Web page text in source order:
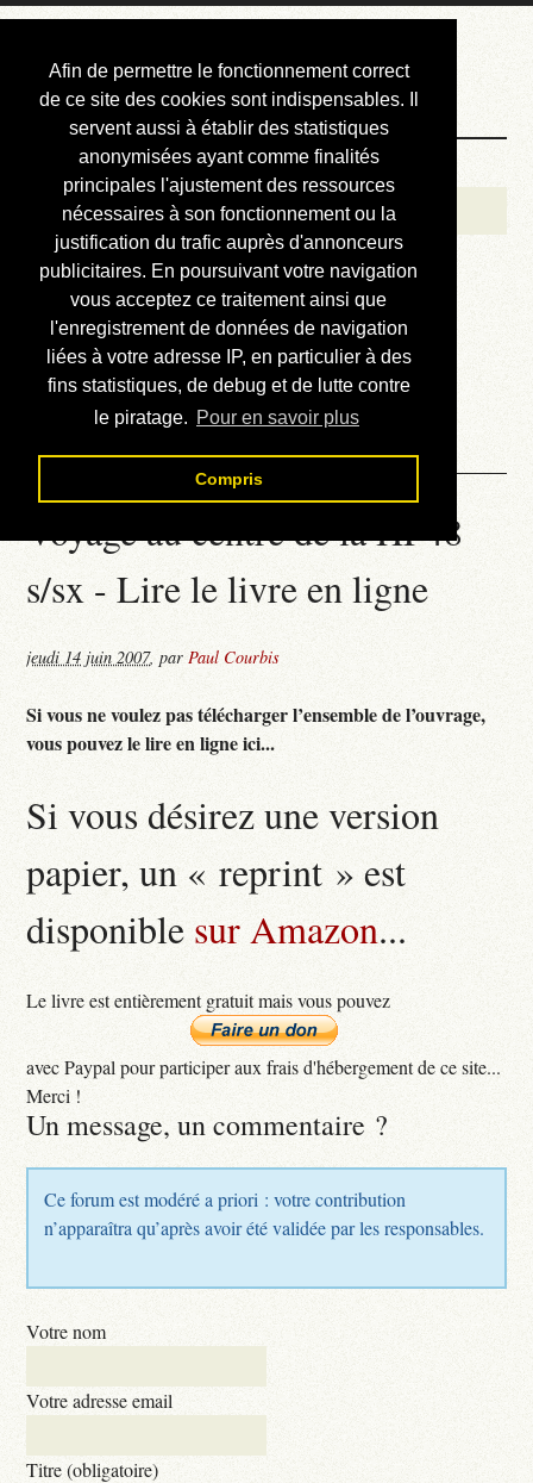
Afin de permettre le fonctionnement correct
de ce site des cookies sont indispensables. Il
servent aussi à établir des statistiques
anonymisées ayant comme finalités
principales l'ajustement des ressources
nécessaires à son fonctionnement ou la
justification du trafic auprès d'annonceurs
publicitaires. En poursuivant votre navigation
vous acceptez ce traitement ainsi que
l'enregistrement de données de navigation
liées à votre adresse IP, en particulier à des
fins statistiques, de debug et de lutte contre
le piratage. Pour en savoir plus
Compris
Courbis, « LE »
Blog Officiel
Bienvenue
Réalisations
Divers (et d’été)
Annonces
Liens externes
Téléchargement
Contact
Voyage au centre de la HP48
s/sx - Lire le livre en ligne
jeudi 14 juin 2007,parPaul Courbis
Si vous ne voulez pas télécharger l’ensemble de l’ouvrage,
vous pouvez le lire en ligne ici...
Si vous désirez une version
papier, un « reprint » est
disponible sur Amazon...
Le livre est entièrement gratuit mais vous pouvez
avec Paypal pour participer aux frais d'hébergement de ce site...
Merci !
Un message, un commentaire ?
Ce forum est modéré a priori : votre contribution
n’apparaîtra qu’après avoir été validée par les responsables.
Votre nom
Votre adresse email
Titre (obligatoire)